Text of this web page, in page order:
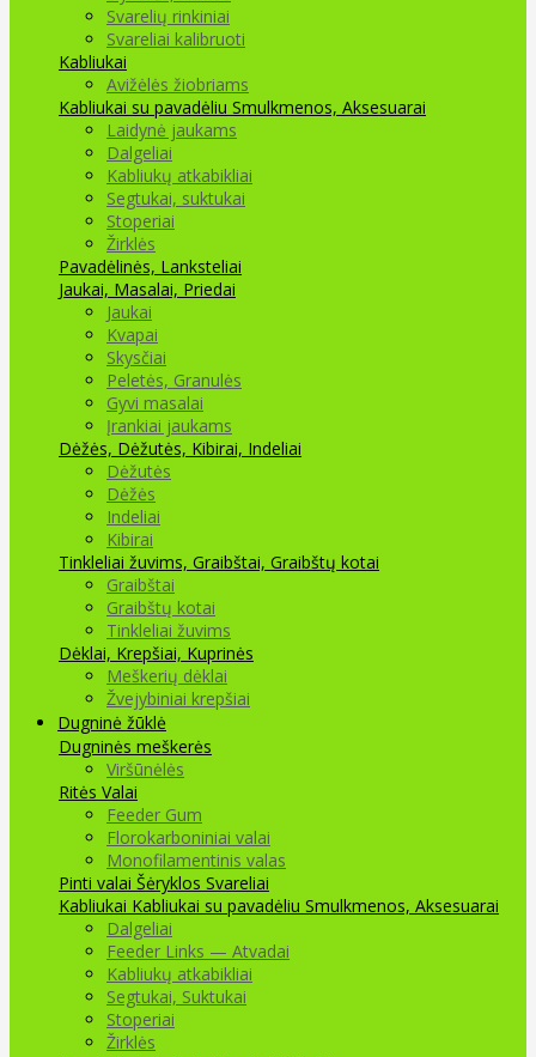
Svarelių rinkiniai
Svareliai kalibruoti
Kabliukai
Avižėlės žiobriams
Kabliukai su pavadėliu Smulkmenos, Aksesuarai
Laidynė jaukams
Dalgeliai
Kabliukų atkabikliai
Segtukai, suktukai
Stoperiai
Žirklės
Pavadėlinės, Lanksteliai
Jaukai, Masalai, Priedai
Jaukai
Kvapai
Skysčiai
Peletės, Granulės
Gyvi masalai
Įrankiai jaukams
Dėžės, Dėžutės, Kibirai, Indeliai
Dėžutės
Dėžės
Indeliai
Kibirai
Tinkleliai žuvims, Graibštai, Graibštų kotai
Graibštai
Graibštų kotai
Tinkleliai žuvims
Dėklai, Krepšiai, Kuprinės
Meškerių dėklai
Žvejybiniai krepšiai
Dugninė žūklė
Dugninės meškerės
Viršūnėlės
Ritės Valai
Feeder Gum
Florokarboniniai valai
Monofilamentinis valas
Pinti valai Šėryklos Svareliai
Kabliukai Kabliukai su pavadėliu Smulkmenos, Aksesuarai
Dalgeliai
Feeder Links — Atvadai
Kabliukų atkabikliai
Segtukai, Suktukai
Stoperiai
Žirklės